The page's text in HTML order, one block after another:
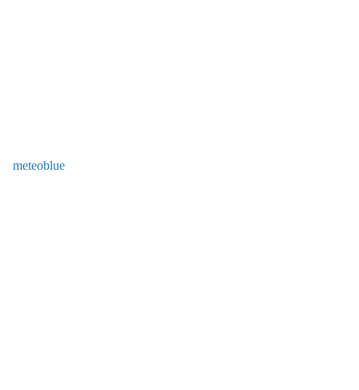
meteoblue